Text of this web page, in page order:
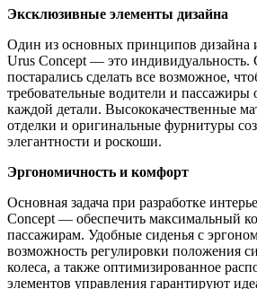
Эксклюзивные элементы дизайна
Один из основных принципов дизайна
Urus Concept — это индивидуальность.
постарались сделать все возможное,
требовательные водители и пассажиры
каждой детали. Высококачественные
отделки и оригинальные фурнитуры
элегантности и роскоши.
Эргономичность и комфорт
Основная задача при разработке
Concept — обеспечить максимальный
пассажирам. Удобные сиденья с
возможность регулировки положения
колеса, а также оптимизированное
элементов управления гарантируют